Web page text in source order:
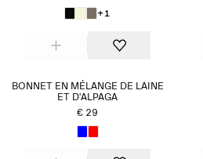
+1
BONNET EN MÉLANGE DE LAINE
ET D'ALPAGA
€ 29